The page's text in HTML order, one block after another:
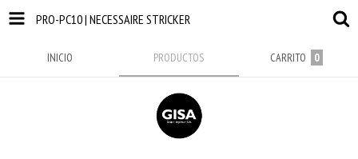
PRO-PC10 | NECESSAIRE STRICKER
INICIO PRODUCTOS CARRITO 0